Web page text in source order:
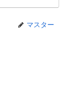
マスター